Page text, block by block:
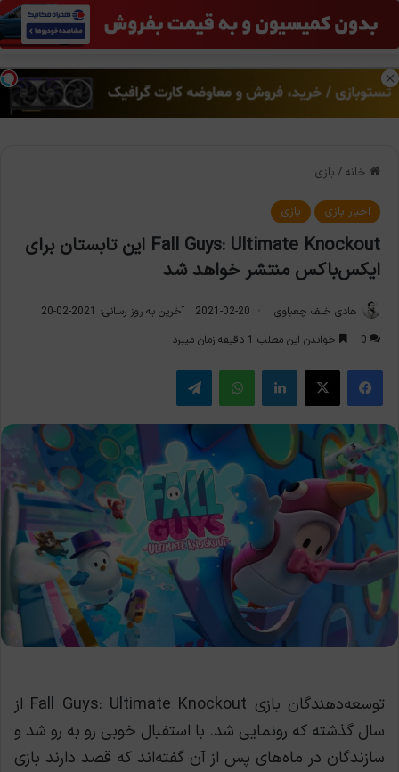
منو
خانه / بازی
اخبار بازی بازی
Fall Guys: Ultimate Knockout این تابستان برای
ایکس‌باکس منتشر خواهد شد
هادی خلف چعباوی 2021-02-20
آخرین به روز رسانی: 2021-02-20
0
خواندن این مطلب 1 دقیقه زمان میبرد
فیس بوک X لینکدین واتس آپ تلگرام
توسعه‌دهندگان بازی Fall Guys: Ultimate Knockout از
سال گذشته که رونمایی شد. با استفبال خوبی رو به رو شد و
سازندگان در ماه‌های پس از آن گفته‌اند که قصد دارند بازی